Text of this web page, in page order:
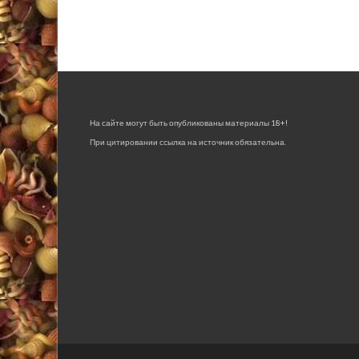
На сайте могут быть опубликованы материалы 18+!
При цитировании ссылка на источник обязательна.